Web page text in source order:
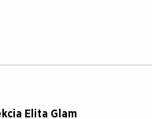
Elita Glam